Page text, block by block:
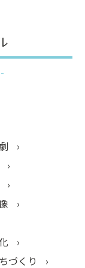
づくり